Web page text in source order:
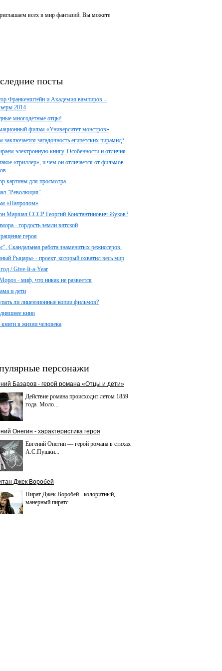
всех в мир фантазий. Вы можете
посты
Франкенштейн и Академия вампиров –
2014
многодетные отцы!
фильм «Университет монстров»
заключается загадочность египетских пирамид?
электронную книгу. Особенности и отличия.
«триллер», и чем он отличается от фильмов
картины для просмотра
"Революция"
«Напролом»
Маршал СССР Георгий Константинович Жуков?
- гордость земли вятской
героя
Скандальная работа знаменитых режиссеров.
Рыцарь» - проект, который охватил весь мир
/ Give-It-a-Year
- миф, что никак не развеется
и дети
ли лицензионные копии фильмов?
кино
в жизни человека
персонажи
Базаров - герой романа «Отцы и дети»
Действие романа происходит летом 1859
года. Моло...
Онегин - характеристика героя
Евгений Онегин — герой романа в стихах
А.С.Пушки...
Джек Воробей
Пират Джек Воробей - колоритный,
манерный пиратс...